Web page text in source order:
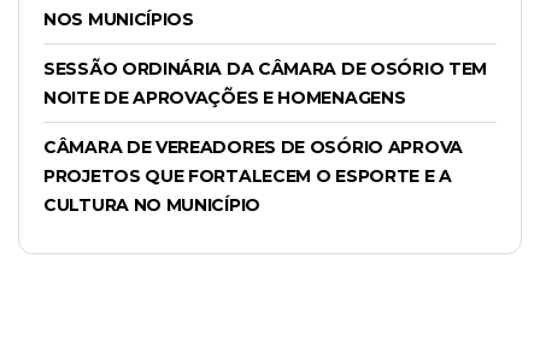
CÂMARA DE OSÓRIO FORTALECE O DEBATE
SOBRE A REFORMA TRIBUTÁRIA E SEUS IMPACTOS
SESSÃO ORDINÁRIA DA CÂMARA DE OSÓRIO TEM
CÂMARA DE VEREADORES DE OSÓRIO APROVA